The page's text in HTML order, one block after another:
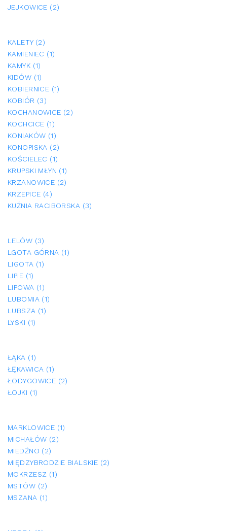
JEJKOWICE (2)
KALETY (2)
KAMIENIEC (1)
KAMYK (1)
KIDÓW (1)
KOBIERNICE (1)
KOBIÓR (3)
KOCHANOWICE (2)
KOCHCICE (1)
KONIAKÓW (1)
KONOPISKA (2)
KOŚCIELEC (1)
KRUPSKI MŁYN (1)
KRZANOWICE (2)
KRZEPICE (4)
KUŹNIA RACIBORSKA (3)
LELÓW (3)
LGOTA GÓRNA (1)
LIGOTA (1)
LIPIE (1)
LIPOWA (1)
LUBOMIA (1)
LUBSZA (1)
LYSKI (1)
ŁĄKA (1)
ŁĘKAWICA (1)
ŁODYGOWICE (2)
ŁOJKI (1)
MARKLOWICE (1)
MICHAŁÓW (2)
MIEDŹNO (2)
MIĘDZYBRODZIE BIALSKIE (2)
MOKRZESZ (1)
MSTÓW (2)
MSZANA (1)